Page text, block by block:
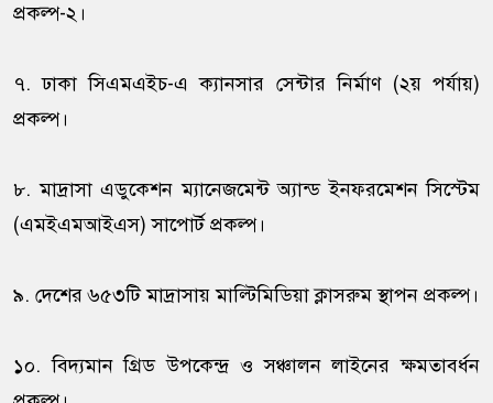
প্রকল্প-২।
৭. ঢাকা সিএমএইচ-এ ক্যানসার সেন্টার নির্মাণ (২য় পর্যায়)
প্রকল্প।
৮. মাদ্রাসা এডুকেশন ম্যানেজমেন্ট অ্যান্ড ইনফরমেশন সিস্টেম
(এমইএমআইএস) সাপোর্ট প্রকল্প।
৯. দেশের ৬৫৩টি মাদ্রাসায় মাল্টিমিডিয়া ক্লাসরুম স্থাপন প্রকল্প।
১০. বিদ্যমান গ্রিড উপকেন্দ্র ও সঞ্চালন লাইনের ক্ষমতাবর্ধন